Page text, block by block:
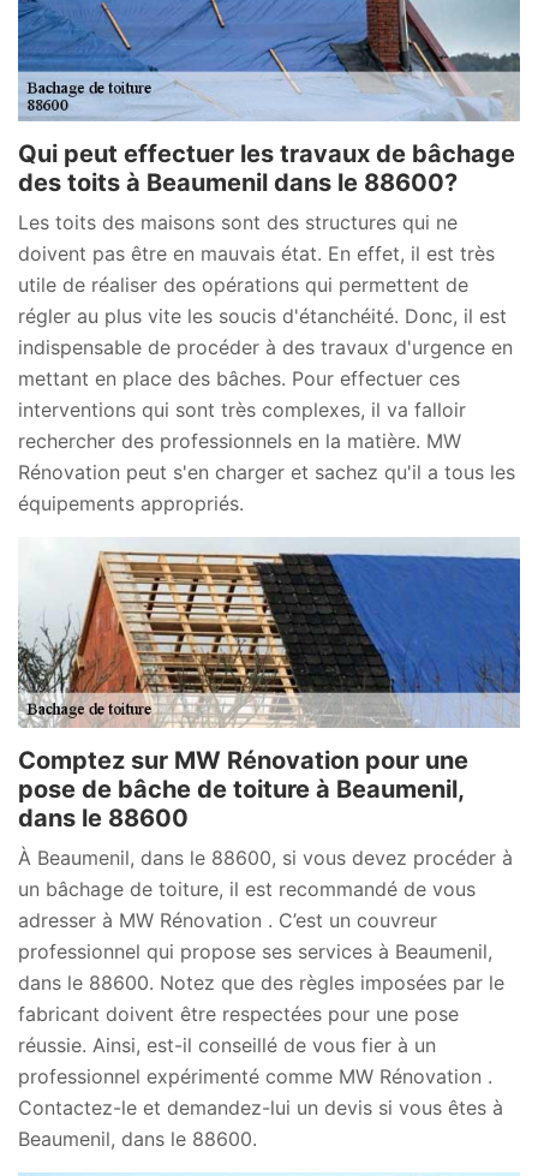
Qui peut effectuer les travaux de bâchage
des toits à Beaumenil dans le 88600?
Les toits des maisons sont des structures qui ne
doivent pas être en mauvais état. En effet, il est très
utile de réaliser des opérations qui permettent de
régler au plus vite les soucis d'étanchéité. Donc, il est
indispensable de procéder à des travaux d'urgence en
mettant en place des bâches. Pour effectuer ces
interventions qui sont très complexes, il va falloir
rechercher des professionnels en la matière. MW
Rénovation peut s'en charger et sachez qu'il a tous les
équipements appropriés.
Comptez sur MW Rénovation pour une
pose de bâche de toiture à Beaumenil,
dans le 88600
À Beaumenil, dans le 88600, si vous devez procéder à
un bâchage de toiture, il est recommandé de vous
adresser à MW Rénovation . C’est un couvreur
professionnel qui propose ses services à Beaumenil,
dans le 88600. Notez que des règles imposées par le
fabricant doivent être respectées pour une pose
réussie. Ainsi, est-il conseillé de vous fier à un
professionnel expérimenté comme MW Rénovation .
Contactez-le et demandez-lui un devis si vous êtes à
Beaumenil, dans le 88600.